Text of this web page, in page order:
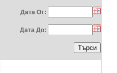
Дата От:
Дата До: